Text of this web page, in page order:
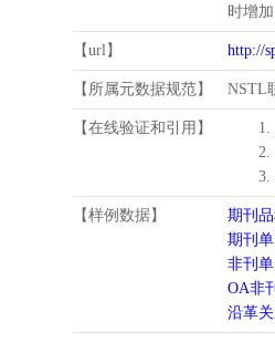
时增
【url】 http://
【所属元数据规范】 NSTL
【在线验证和引用】
1.
2.
3.
【样例数据】
期刊
期刊
非刊
OA非
沿革